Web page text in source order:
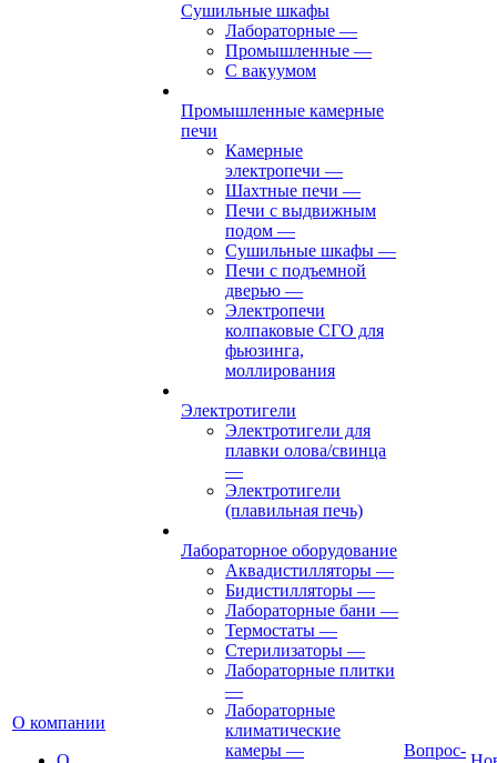
О компании
Сушильные шкафы
Лабораторные —
Промышленные —
С вакуумом
Промышленные камерные
печи
Камерные
электропечи —
Шахтные печи —
Печи с выдвижным
подом —
Сушильные шкафы —
Печи с подъемной
дверью —
Электропечи
колпаковые СГО для
фьюзинга,
моллирования
Электротигели
Электротигели для
плавки олова/свинца
—
Электротигели
(плавильная печь)
Лабораторное оборудование
Аквадистилляторы —
Бидистилляторы —
Лабораторные бани —
Термостаты —
Стерилизаторы —
Лабораторные плитки
—
Лабораторные
климатические
камеры —
Вопрос-